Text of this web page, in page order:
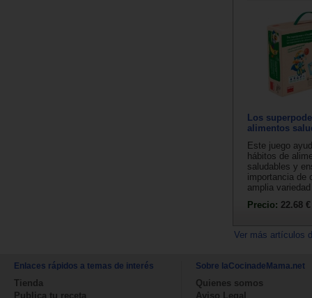
Los
alimentos
Este juego
hábitos de
saludables y
importancia de
amplia
Precio: 22.68 €
Ver más artículos
Enlaces rápidos a temas de interés
Tienda
Publica tu receta
Sobre laCocinadeMama.net
Quienes somos
Aviso Legal